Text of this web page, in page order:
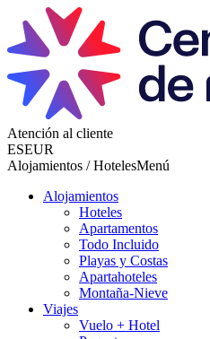
Atención al cliente
ESEUR
Alojamientos / HotelesMenú
Alojamientos
Hoteles
Apartamentos
Todo Incluido
Playas y Costas
Apartahoteles
Montaña-Nieve
Viajes
Vuelo + Hotel